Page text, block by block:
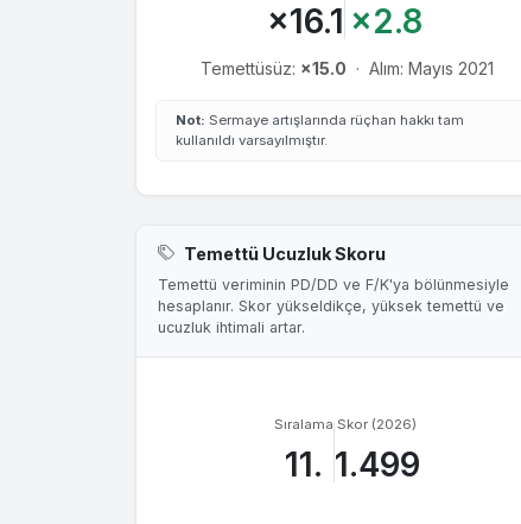
×16.1 ×2.8
Temettüsüz: ×15.0 · Alım: Mayıs 2021
Not: Sermaye artışlarında rüçhan hakkı tam
kullanıldı varsayılmıştır.
Temettü Ucuzluk Skoru
Temettü veriminin PD/DD ve F/K'ya bölünmesiyle
hesaplanır. Skor yükseldikçe, yüksek temettü ve
ucuzluk ihtimali artar.
Sıralama
11.
Skor (2026)
1.499